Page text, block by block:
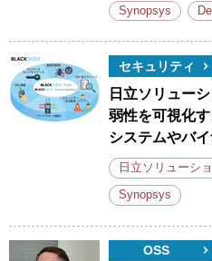
Synopsys
セキュリティ
日立ソリュー
弱性を可視化
システムやバ
日立ソリューシ
Synopsys
OSS